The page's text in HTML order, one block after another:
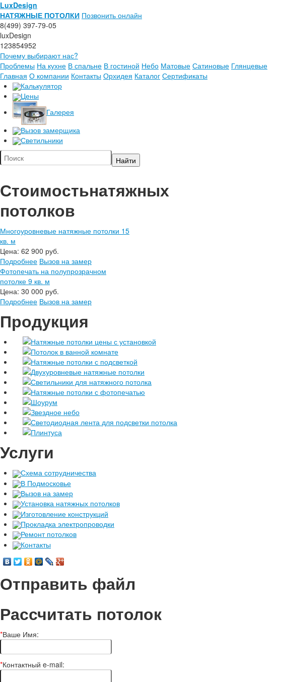
LuxDesign
НАТЯЖНЫЕ ПОТОЛКИ Позвонить онлайн
8(499) 397-79-05
luxDesign
123854952
Почему выбирают нас?
Проблемы На кухне В спальне В гостиной Небо Матовые Сатиновые Глянцевые
Главная О компании Контакты Орхидея Каталог Сертификаты
Калькулятор
Цены
Галерея
Вызов замерщика
Светильники
Стоимостьнатяжных
потолков
Многоуровневые натяжные потолки 15
кв. м
Цена: 62 900 руб.
Подробнее Вызов на замер
Фотопечать на полупрозрачном
потолке 9 кв. м
Цена: 30 000 руб.
Подробнее Вызов на замер
Продукция
Натяжные потолки цены с установкой
Потолок в ванной комнате
Натяжные потолки с подсветкой
Двухуровневые натяжные потолки
Светильники для натяжного потолка
Натяжные потолки с фотопечатью
Шоурум
Звездное небо
Светодиодная лента для подсветки потолка
Плинтуса
Услуги
Схема сотрудничества
В Подмосковье
Вызов на замер
Установка натяжных потолков
Изготовление конструкций
Прокладка электропроводки
Ремонт потолков
Контакты
Отправить файл
Рассчитать потолок
*Ваше Имя:
*Контактный e-mail: